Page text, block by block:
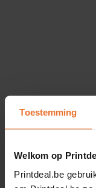
Toestemming
Welkom op
Printdeal.be